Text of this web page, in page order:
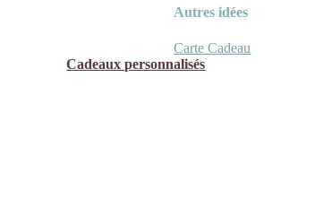
Autres idées
Carte Cadeau
Cadeaux personnalisés